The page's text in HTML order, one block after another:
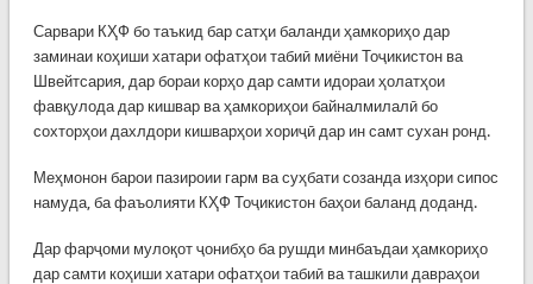
Сарвари КҲФ бо таъкид бар сатҳи баланди ҳамкориҳо дар
заминаи коҳиши хатари офатҳои табиӣ миёни Тоҷикистон ва
Швейтсария, дар бораи корҳо дар самти идораи ҳолатҳои
фавқулода дар кишвар ва ҳамкориҳои байналмилалӣ бо
сохторҳои дахлдори кишварҳои хориҷӣ дар ин самт сухан ронд.
Меҳмонон барои пазироии гарм ва суҳбати созанда изҳори сипос
намуда, ба фаъолияти КҲФ Тоҷикистон баҳои баланд доданд.
Дар фарҷоми мулоқот ҷонибҳо ба рушди минбаъдаи ҳамкориҳо
дар самти коҳиши хатари офатҳои табиӣ ва ташкили давраҳои